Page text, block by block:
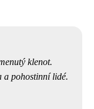
klenot.
a pohostinní lidé.